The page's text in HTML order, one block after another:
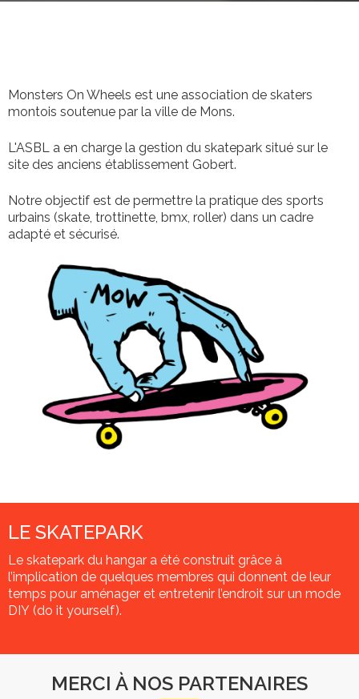
Monsters On Wheels est une association de skaters
montois soutenue par la ville de Mons.
L'ASBL a en charge la gestion du skatepark situé sur le
site des anciens établissement Gobert.
Notre objectif est de permettre la pratique des sports
urbains (skate, trottinette, bmx, roller) dans un cadre
adapté et sécurisé.
LE SKATEPARK
Le skatepark du hangar a été construit grâce à
l’implication de quelques membres qui donnent de leur
temps pour aménager et entretenir l’endroit sur un mode
DIY (do it yourself).
MERCI À NOS PARTENAIRES